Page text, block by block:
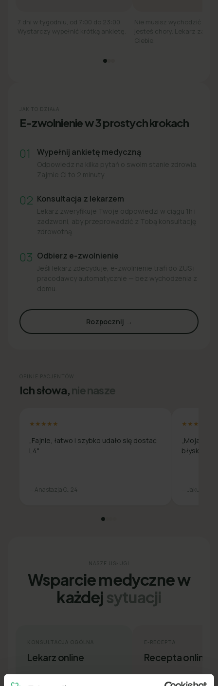
7 dni w tygodniu, od 7:00 do 23:00.
Wystarczy wypełnić krótką ankietę.
Nie musisz wychodzić z
jesteś chory. Lekarz
Ciebie.
JAK TO DZIAŁA
E-zwolnienie w 3 prostych krokach
01 Wypełnij ankietę medyczną
Odpowiedz na kilka pytań o swoim stanie zdrowia.
Zajmie Ci to 2 minuty.
02 Konsultacja z lekarzem
Lekarz zweryfikuje Twoje odpowiedzi w ciągu 1h i
zadzwoni, aby przeprowadzić z Tobą konsultację
zdrowotną.
03 Odbierz e-zwolnienie
Jeśli lekarz zdecyduje, e-zwolnienie trafi do ZUS i
pracodawcy automatycznie — bez wychodzenia z
domu.
Rozpocznij →
OPINIE PACJENTÓW
Ich słowa,nie nasze
★★★★★
„Fajnie, łatwo i szybko udało się dostać
L4"
— Anastazja O., 24
★★★★★
„Moja
— Jakub L., 31
NASZE USŁUGI
Wsparcie medyczne w
każdej sytuacji
Lekarz online
E-RECEPTA
Recepta online